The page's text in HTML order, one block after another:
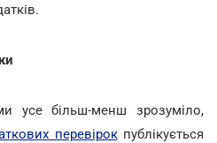
усе більш-менш зрозуміло,
перевірокпублікується